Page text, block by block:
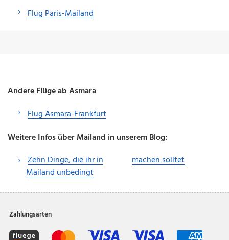
Flug Paris-Mailand
Andere Flüge ab Asmara
Flug Asmara-Frankfurt
Weitere Infos über Mailand in unserem Blog:
Zehn Dinge, die ihr in
Mailand unbedingt
machen solltet